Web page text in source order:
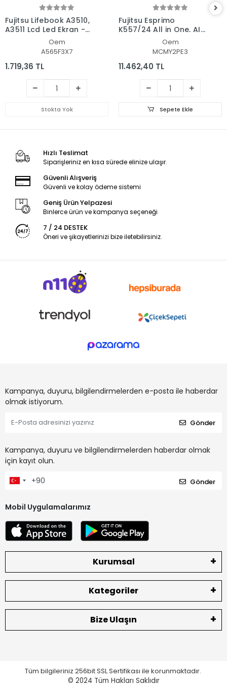
Fujitsu Lifebook A3510,
A3511 Lcd Led Ekran -
Oem
A565F3X7
1.719,36 TL
Stokta Yok
Fujitsu Esprimo
K557/24 All in One, AIO
Pc Ekran - Panel
Oem
MCMY2PE3
11.462,40 TL
Sepete Ekle
Hızlı Teslimat
Siparişleriniz en kısa sürede elinize ulaşır.
Güvenli Alışveriş
Güvenli ve kolay ödeme sistemi
Geniş Ürün Yelpazesi
Binlerce ürün ve kampanya seçeneği
7 / 24 DESTEK
Öneri ve şikayetlerinizi bize iletebilirsiniz.
Kampanya, duyuru, bilgilendirmelerden e-posta ile haberdar
olmak istiyorum.
Gönder
Kampanya, duyuru ve bilgilendirmelerden haberdar olmak
için kayıt olun.
Gönder
Mobil Uygulamalarımız
Kurumsal
Kategoriler
Bize Ulaşın
Tüm bilgileriniz 256bit SSL Sertifikası ile korunmaktadır.
© 2024 Tüm Hakları Saklıdır